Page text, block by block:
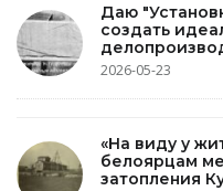
Даю
создать
2026-05-23
«На виду у
белоярцам
затопления